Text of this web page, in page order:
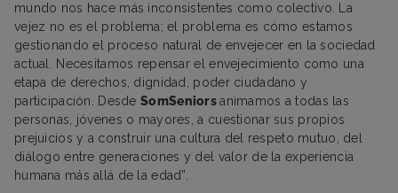
mundo nos hace más inconsistentes como colectivo. La
vejez no es el problema; el problema es cómo estamos
gestionando el proceso natural de envejecer en la sociedad
actual. Necesitamos repensar el envejecimiento como una
etapa de derechos, dignidad, poder ciudadano y
participación. DesdeSomSeniorsanimamos a todas las
personas, jóvenes o mayores, a cuestionar sus propios
prejuicios y a construir una cultura del respeto mutuo, del
diálogo entre generaciones y del valor de la experiencia
humana más allá de la edad”.